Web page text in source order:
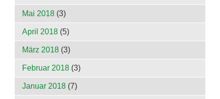
Mai 2018 (3)
April 2018 (5)
März 2018 (3)
Februar 2018 (3)
Januar 2018 (7)